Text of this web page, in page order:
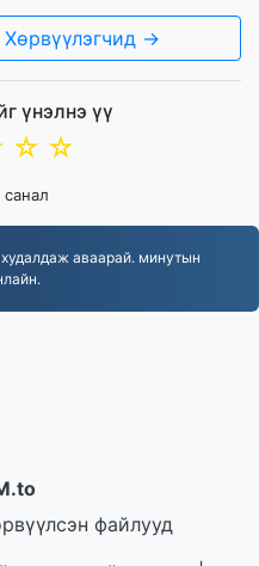
→
үнэлнэ үү
☆
☆
санал
аваарай. минутын
файлууд